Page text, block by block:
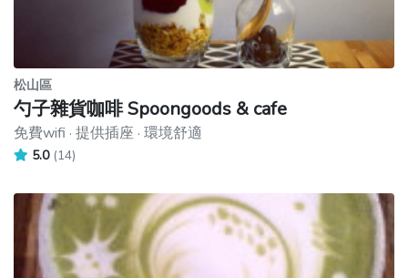
松山區
勺子雜貨咖啡 Spoongoods & cafe
免費wifi · 提供插座 · 環境舒適
5.0 (14)